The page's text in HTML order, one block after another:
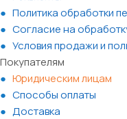
Политика обработки
Согласие на
Условия продажи и
Покупателям
Юридическим лицам
Способы оплаты
Доставка